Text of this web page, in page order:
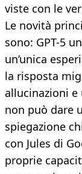
viste con le
Le novità
sono: GPT-5
un’unica
la risposta
allucinazioni e
non può dare
spiegazione
con Jules di
proprie